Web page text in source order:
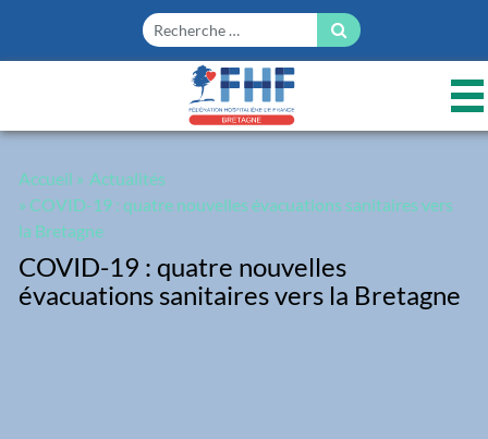
Accueil » Actualités
» COVID-19 : quatre nouvelles évacuations sanitaires vers
la Bretagne
COVID-19 : quatre nouvelles
évacuations sanitaires vers la Bretagne
Panneau de gestion des cookies